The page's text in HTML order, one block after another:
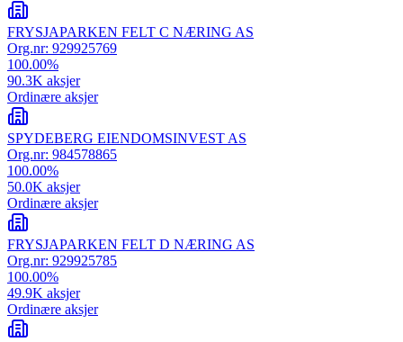
FRYSJAPARKEN FELT C NÆRING AS
Org.nr: 929925769
100.00%
90.3K aksjer
Ordinære aksjer
SPYDEBERG EIENDOMSINVEST AS
Org.nr: 984578865
100.00%
50.0K aksjer
Ordinære aksjer
FRYSJAPARKEN FELT D NÆRING AS
Org.nr: 929925785
100.00%
49.9K aksjer
Ordinære aksjer